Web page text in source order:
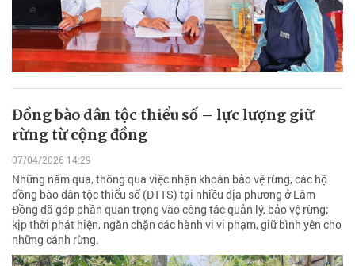
Đồng bào dân tộc thiểu số – lực lượng giữ
rừng từ cộng đồng
07/04/2026 14:29
Những năm qua, thông qua việc nhận khoán bảo vệ rừng, các hộ
đồng bào dân tộc thiểu số (DTTS) tại nhiều địa phương ở Lâm
Đồng đã góp phần quan trọng vào công tác quản lý, bảo vệ rừng;
kịp thời phát hiện, ngăn chặn các hành vi vi phạm, giữ bình yên cho
những cánh rừng.